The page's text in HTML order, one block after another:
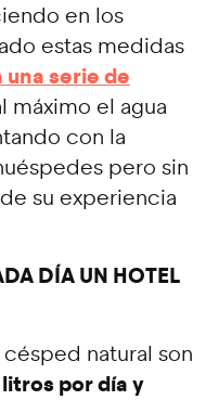
en los
estas medidas
serie de
máximo el agua
con la
pero sin
su experiencia
DÍA UN HOTEL
natural son
por día y